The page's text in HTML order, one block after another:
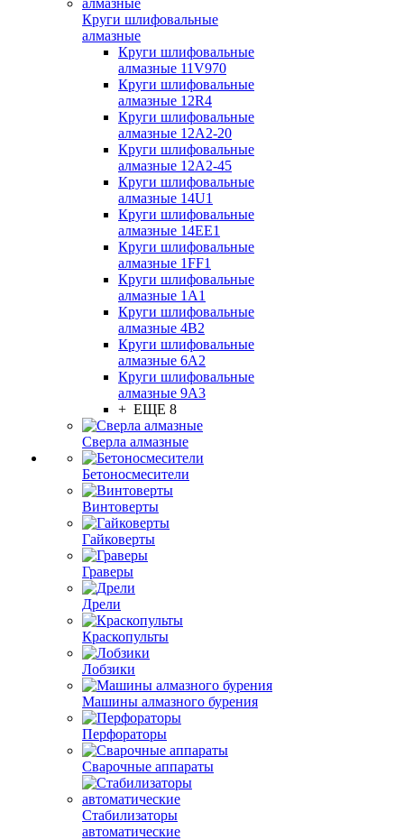
Круги шлифовальные
алмазные
Круги шлифовальные
алмазные 11V970
Круги шлифовальные
алмазные 12R4
Круги шлифовальные
алмазные 12А2-20
Круги шлифовальные
алмазные 12А2-45
Круги шлифовальные
алмазные 14U1
Круги шлифовальные
алмазные 14ЕЕ1
Круги шлифовальные
алмазные 1FF1
Круги шлифовальные
алмазные 1А1
Круги шлифовальные
алмазные 4В2
Круги шлифовальные
алмазные 6A2
Круги шлифовальные
алмазные 9А3
+ ЕЩЕ 8
Сверла алмазные
Бетоносмесители
Винтоверты
Гайковерты
Граверы
Дрели
Краскопульты
Лобзики
Машины алмазного бурения
Перфораторы
Сварочные аппараты
Стабилизаторы
автоматические